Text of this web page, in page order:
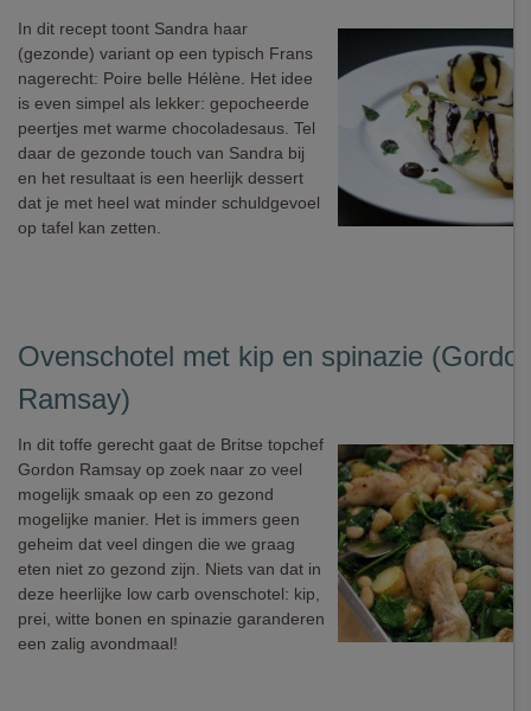
In dit recept toont Sandra haar
(gezonde) variant op een typisch Frans
nagerecht: Poire belle Hélène. Het idee
is even simpel als lekker: gepocheerde
peertjes met warme chocoladesaus. Tel
daar de gezonde touch van Sandra bij
en het resultaat is een heerlijk dessert
dat je met heel wat minder schuldgevoel
op tafel kan zetten.
Ovenschotel met kip en spinazie
Ramsay)
In dit toffe gerecht gaat de Britse topchef
Gordon Ramsay op zoek naar zo veel
mogelijk smaak op een zo gezond
mogelijke manier. Het is immers geen
geheim dat veel dingen die we graag
eten niet zo gezond zijn. Niets van dat in
deze heerlijke low carb ovenschotel: kip,
prei, witte bonen en spinazie garanderen
een zalig avondmaal!